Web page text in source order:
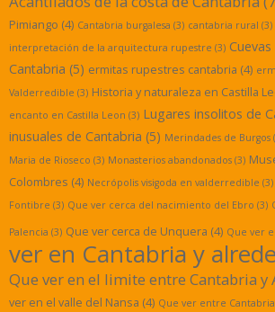
Pimiango (4) Cantabria burgalesa (3) cantabria rural (3)
interpretación de la arquitectura rupestre (3)
Cantabria (5) ermitas rupestres cantabria (4)
Valderredible (3) Historia y naturaleza en Castilla
encanto en Castilla Leon (3) Lugares insolitos de
inusuales de Cantabria (5) Merindades de Burgos
Maria de Rioseco (3) Monasterios abandonados (3)
Colombres (4) Necrópolis visigoda en valderredible (3)
Fontibre (3) Que ver cerca del nacimiento del Ebro (3)
Palencia (3) Que ver cerca de Unquera (4) Que ver
ver en Cantabria y
Que ver en el limite entre Cantabria y
ver en el valle del Nansa (4) Que ver entre Cantabria